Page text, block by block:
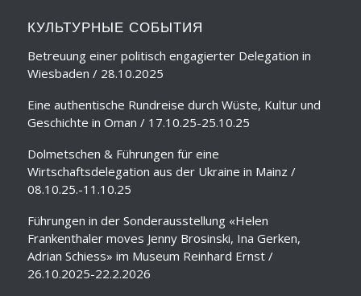
КУЛЬТУРНЫЕ СОБЫТИЯ
Betreuung einer politisch engagierter Delegation in
Wiesbaden / 28.10.2025
Eine authentische Rundreise durch Wüste, Kultur und
Geschichte in Oman / 17.10.25-25.10.25
Dolmetschen & Führungen für eine
Wirtschaftsdelegation aus der Ukraine in Mainz /
08.10.25.-11.10.25
Führungen in der Sonderausstellung «Helen
Frankenthaler moves Jenny Brosinski, Ina Gerken,
Adrian Schiess» im Museum Reinhard Ernst /
26.10.2025-22.2.2026